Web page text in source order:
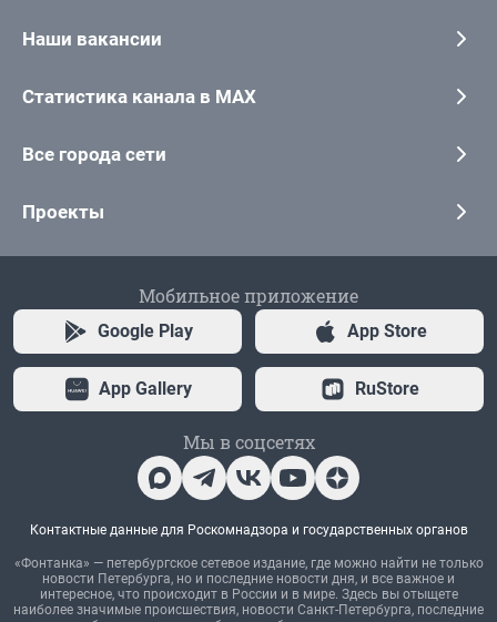
Наши вакансии
Статистика канала в MAX
Все города сети
Проекты
Мобильное приложение
Google Play App Store
App Gallery RuStore
Мы в соцсетях
Контактные данные для Роскомнадзора и государственных органов
«Фонтанка» — петербургское сетевое издание, где можно найти не только
новости Петербурга, но и последние новости дня, и все важное и
интересное, что происходит в России и в мире. Здесь вы отыщете
наиболее значимые происшествия, новости Санкт-Петербурга, последние